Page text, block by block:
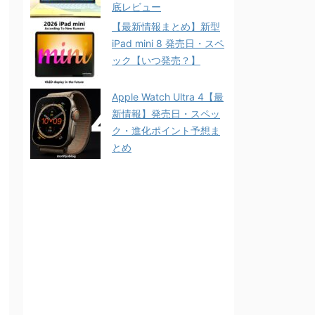
底レビュー
【最新情報まとめ】新型
iPad mini 8 発売日・スペ
ック【いつ発売？】
Apple Watch Ultra 4【最
新情報】発売日・スペッ
ク・進化ポイント予想ま
とめ